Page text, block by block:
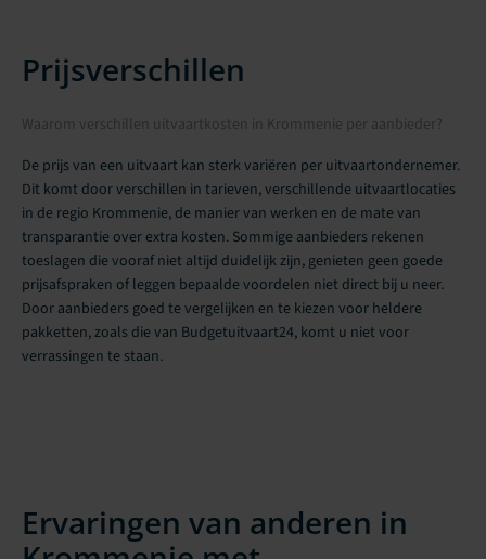
Prijsverschillen
Waarom verschillen uitvaartkosten in Krommenie per aanbieder?
De prijs van een uitvaart kan sterk variëren per uitvaartondernemer.
Dit komt door verschillen in tarieven, verschillende uitvaartlocaties
in de regio Krommenie, de manier van werken en de mate van
transparantie over extra kosten. Sommige aanbieders rekenen
toeslagen die vooraf niet altijd duidelijk zijn, genieten geen goede
prijsafspraken of leggen bepaalde voordelen niet direct bij u neer.
Door aanbieders goed te vergelijken en te kiezen voor heldere
pakketten, zoals die van Budgetuitvaart24, komt u niet voor
verrassingen te staan.
Ervaringen van anderen in